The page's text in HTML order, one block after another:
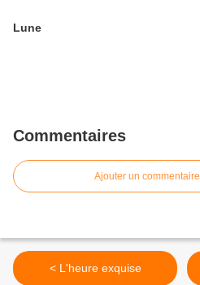
Lune
Commentaires
Ajouter un commentaire
< L'heure exquise